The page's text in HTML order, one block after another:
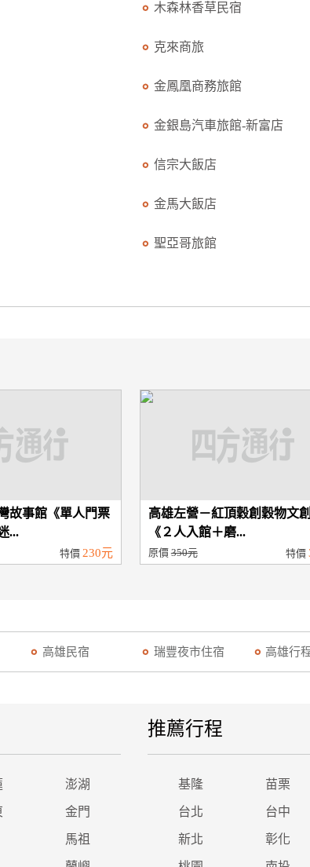
木森林香草民宿
克來商旅
金鳳凰商務旅館
金銀島汽車旅館-新富店
信宗大飯店
金馬大飯店
聖亞哥旅館
故事館《單人門票
...
特價230元
高雄左營－紅頂穀創穀物文
《２人入館＋磨...
原價350元 特價
高雄民宿 瑞豐夜市住宿 高雄行
澎湖
金門
馬祖
推薦行程
基隆 苗栗
台北 台中
新北 彰化